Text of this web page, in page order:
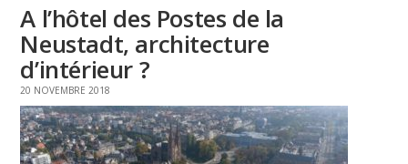
A l’hôtel des Postes de la
Neustadt, architecture
d’intérieur ?
20 NOVEMBRE 2018